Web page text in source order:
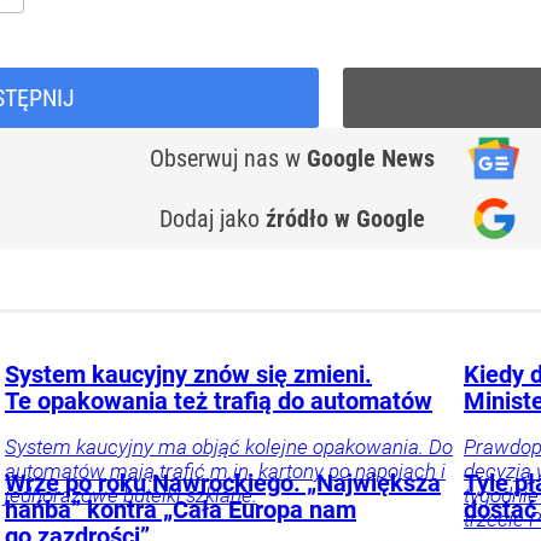
Obserwuj nas w Google News
Dodaj jako źródło w Google
System kaucyjny znów się zmieni.
Te opakowania też trafią do automatów
System kaucyjny ma objąć kolejne opakowania. Do
automatów mają trafić m.in. kartony po napojach i
jednorazowe butelki szklane.
Kiedy
decyzja
trzecie
Wrze po roku Nawrockiego. „Największa
hańba” kontra „Cała Europa nam
Tyle
dostać